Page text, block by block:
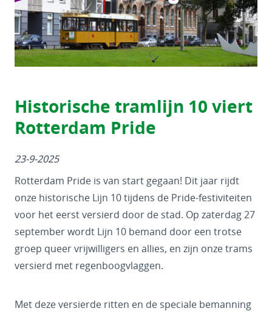
Historische tramlijn 10 viert
Rotterdam Pride
23-9-2025
Rotterdam Pride is van start gegaan! Dit jaar rijdt
onze historische Lijn 10 tijdens de Pride-festiviteiten
voor het eerst versierd door de stad. Op zaterdag 27
september wordt Lijn 10 bemand door een trotse
groep queer vrijwilligers en allies, en zijn onze trams
versierd met regenboogvlaggen.
Met deze versierde ritten en de speciale bemanning